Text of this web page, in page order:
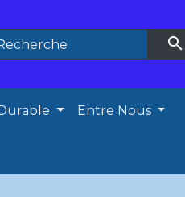
search
Entre Nous